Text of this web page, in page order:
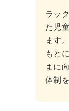
ラッ
た児
ます
もと
まに
体制